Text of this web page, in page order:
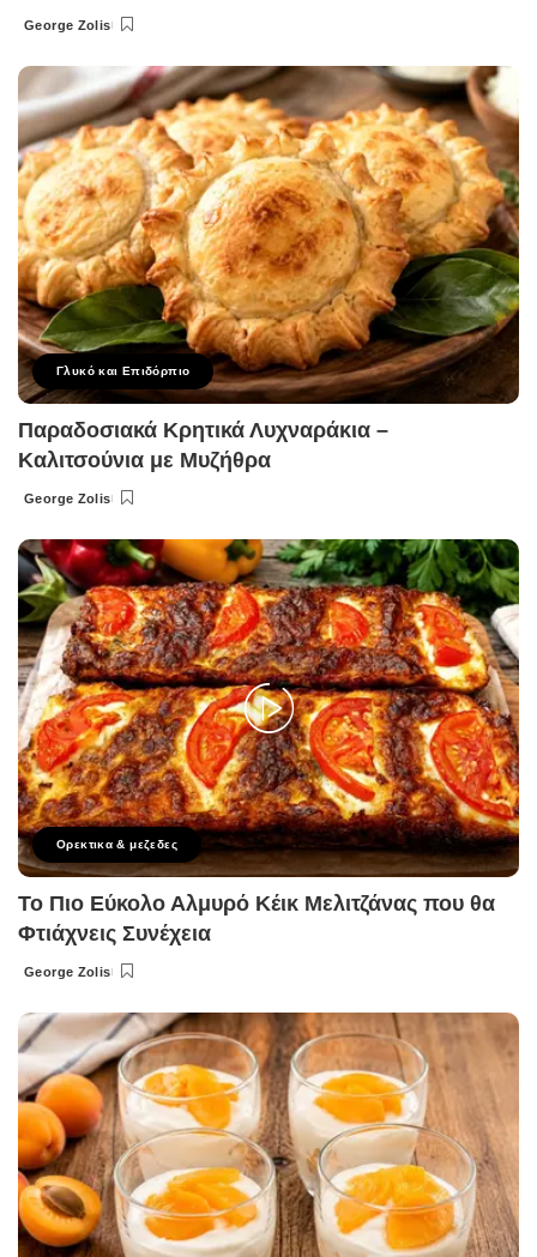
Posted
George Zolis
Γλυκό και Επιδόρπιο
Παραδοσιακά Κρητικά Λυχναράκια –
Καλιτσούνια με Μυζήθρα
Posted
George Zolis
Ορεκτικα & μεζεδες
Το Πιο Εύκολο Αλμυρό Κέικ Μελιτζάνας που θα
Φτιάχνεις Συνέχεια
Posted
George Zolis